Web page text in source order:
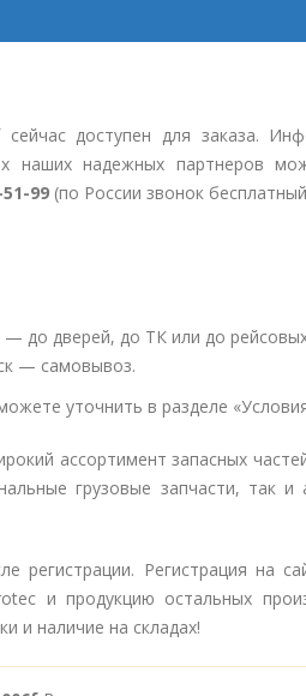
доступен для заказа.
наших надежных партнеров
99 (по России звонок
до дверей, до ТК или до
— самовывоз.
уточнить в разделе
ассортимент запасных
грузовые запчасти, так
регистрации. Регистрация на
и продукцию остальных
и наличие на складах!